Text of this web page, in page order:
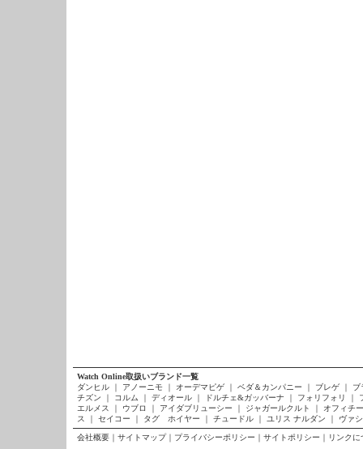
Watch Online取扱いブランド一覧
ダンヒル
｜ アノーニモ ｜ オーデマピゲ ｜ ベダ＆カンパニー ｜ ブレゲ ｜
ブ
チズン
｜ コルム ｜ ディオール ｜ ドルチェ&ガッバーナ ｜ フォリフォリ ｜
エルメス
｜ ウブロ ｜ アイダブリューシー ｜ ジャガールクルト ｜
オフィチ
ス
｜ セイコー ｜ タグ ホイヤー ｜ チュードル ｜ ユリス ナルダン ｜ ヴァ
会社概要 ｜ サイトマップ｜ プライバシーポリシー ｜ サイトポリシー ｜ リンクに